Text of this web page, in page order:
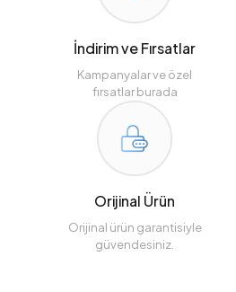
İndirim ve Fırsatlar
Kampanyalar ve özel
fırsatlar burada
Orijinal Ürün
Orijinal ürün garantisiyle
güvendesiniz.